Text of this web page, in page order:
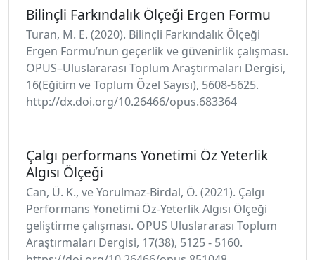
Bilinçli Farkındalık Ölçeği Ergen Formu
Turan, M. E. (2020). Bilinçli Farkındalık Ölçeği
Ergen Formu’nun geçerlik ve güvenirlik çalışması.
OPUS–Uluslararası Toplum Araştırmaları Dergisi,
16(Eğitim ve Toplum Özel Sayısı), 5608-5625.
http://dx.doi.org/10.26466/opus.683364
Çalgı performans Yönetimi Öz Yeterlik
Algısı Ölçeği
Can, Ü. K., ve Yorulmaz-Birdal, Ö. (2021). Çalgı
Performans Yönetimi Öz-Yeterlik Algısı Ölçeği
geliştirme çalışması. OPUS Uluslararası Toplum
Araştırmaları Dergisi, 17(38), 5125 - 5160.